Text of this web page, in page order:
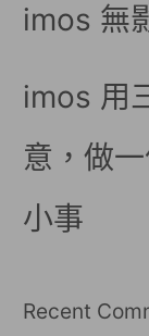
imos 無
imos 用
意，做
小事
Recent